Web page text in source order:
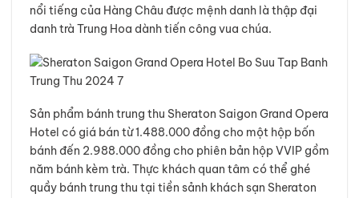
nổi tiếng của Hàng Châu được mệnh danh là thập đại
danh trà Trung Hoa dành tiến công vua chúa.
Sản phẩm bánh trung thu Sheraton Saigon Grand Opera
Hotel có giá bán từ 1.488.000 đồng cho một hộp bốn
bánh đến 2.988.000 đồng cho phiên bản hộp VVIP gồm
năm bánh kèm trà. Thực khách quan tâm có thể ghé
quầy bánh trung thu tại tiền sảnh khách sạn Sheraton